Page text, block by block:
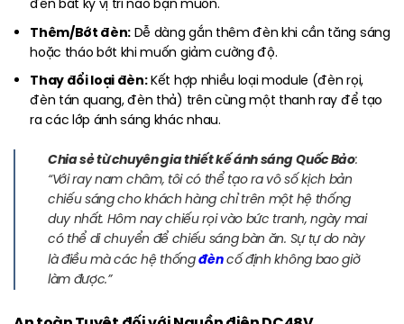
đến bất kỳ vị trí nào bạn muốn.
Thêm/Bớt đèn:Dễ dàng gắn thêm đèn khi cần tăng sáng
hoặc tháo bớt khi muốn giảm cường độ.
Thay đổi loại đèn:Kết hợp nhiều loại module (đèn rọi,
đèn tán quang, đèn thả) trên cùng một thanh ray để tạo
ra các lớp ánh sáng khác nhau.
Chia sẻ từ chuyên gia thiết kế ánh sángQuốc Bảo:
“Với ray nam châm, tôi có thể tạo ra vô số kịch bản
chiếu sáng cho khách hàng chỉ trên một hệ thống
duy nhất. Hôm nay chiếu rọi vào bức tranh, ngày mai
có thể di chuyển để chiếu sáng bàn ăn. Sự tự do này
là điều mà các hệ thốngđèncố định không bao giờ
làm được.”